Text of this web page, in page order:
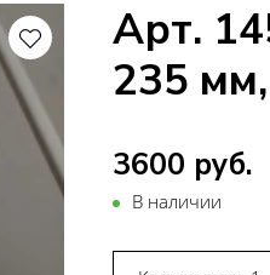
Арт.
235
3600 руб.
В наличии